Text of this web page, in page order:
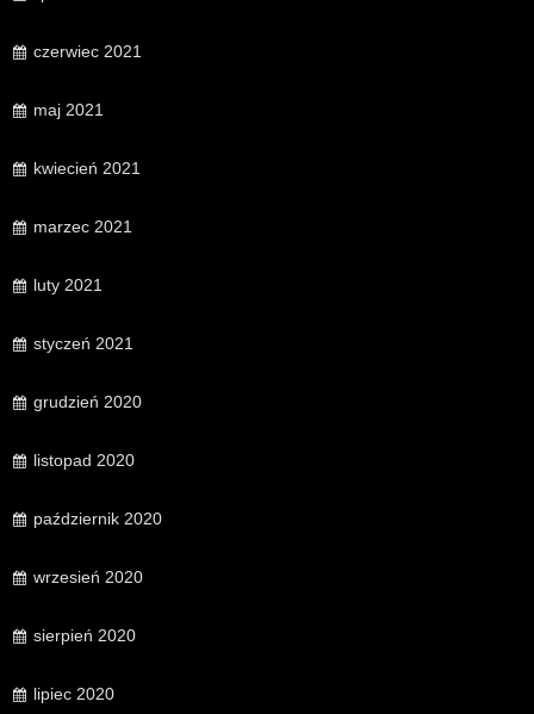
czerwiec 2021
maj 2021
kwiecień 2021
marzec 2021
luty 2021
styczeń 2021
grudzień 2020
listopad 2020
październik 2020
wrzesień 2020
sierpień 2020
lipiec 2020